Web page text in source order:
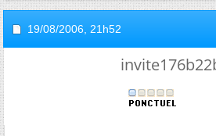
19/08/2006, 21h52